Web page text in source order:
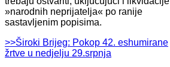
»narodnih neprijatelja« po ranije
sastavljenim popisima.
>>Široki Brijeg: Pokop 42. eshumirane
žrtve u nedjelju 29.srpnja